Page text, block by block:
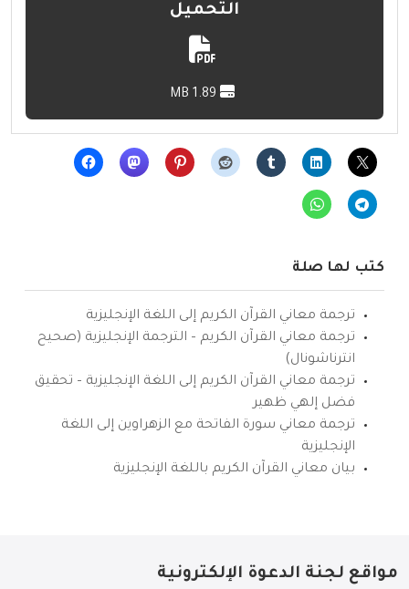
التحميل
كتب لها صلة
ترجمة معاني القرآن الكريم إلى اللغة الإنجليزية
ترجمة معاني القرآن الكريم – الترجمة الإنجليزية (صحيح
انترناشونال)
ترجمة معاني القرآن الكريم إلى اللغة الإنجليزية – تحقيق
فضل إلهي ظهير
ترجمة معاني سورة الفاتحة مع الزهراوين إلى اللغة
الإنجليزية
بيان معاني القرآن الكريم باللغة الإنجليزية
مواقع لجنة الدعوة الإلكترونية